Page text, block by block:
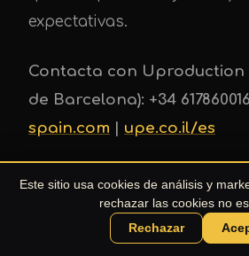
expectativas.
Contacta con Uproduction
de Barcelona): +34
spain.com | upe.co.il/es
Preguntas frecuentes
Chatea con el
Este sitio usa cookies de análisis y
rechazar las cookies no
Rechazar